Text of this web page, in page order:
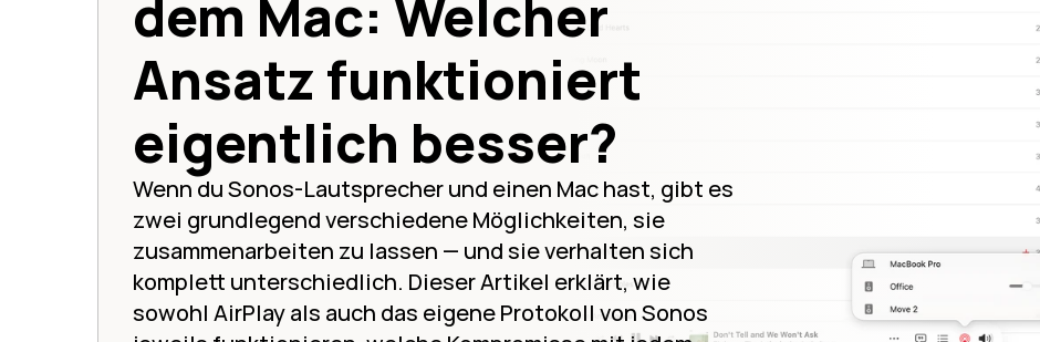
dem Mac: Welcher
Ansatz funktioniert
eigentlich besser?
Wenn du Sonos-Lautsprecher und einen Mac hast, gibt es
zwei grundlegend verschiedene Möglichkeiten, sie
zusammenarbeiten zu lassen — und sie verhalten sich
komplett unterschiedlich. Dieser Artikel erklärt, wie
sowohl AirPlay als auch das eigene Protokoll von Sonos